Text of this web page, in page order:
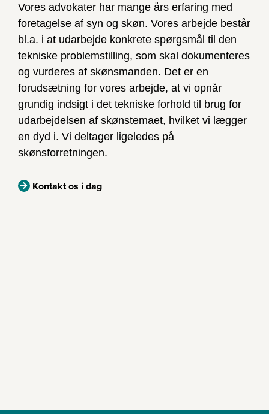
Vores advokater har mange års erfaring med
foretagelse af syn og skøn. Vores arbejde består
bl.a. i at udarbejde konkrete spørgsmål til den
tekniske problemstilling, som skal dokumenteres
og vurderes af skønsmanden. Det er en
forudsætning for vores arbejde, at vi opnår
grundig indsigt i det tekniske forhold til brug for
udarbejdelsen af skønstemaet, hvilket vi lægger
en dyd i. Vi deltager ligeledes på
skønsforretningen.
Kontakt os i dag